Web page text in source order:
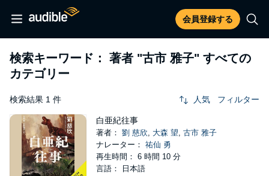
会員登録する
検索キーワード： 著者 "古市 雅子" すべての
カテゴリー
検索結果 1 件 人気 フィルター
白亜紀往事
著者： 劉 慈欣, 大森 望, 古市 雅子
ナレーター： 祐仙 勇
再生時間： 6 時間 10 分
言語： 日本語